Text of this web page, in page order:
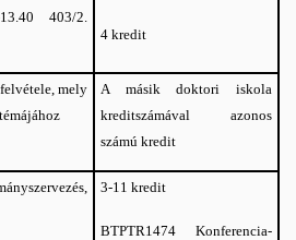
403/2.
4 kredit
mely
A másik doktori iskola
kreditszámával azonos
számú kredit
3-11 kredit
BTPTR1474 Konferencia-